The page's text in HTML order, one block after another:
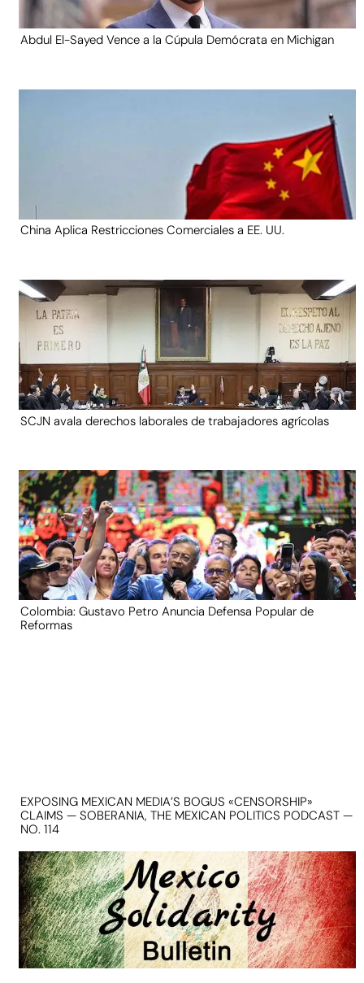
Abdul El-Sayed Vence a la Cúpula Demócrata en Michigan
China Aplica Restricciones Comerciales a EE. UU.
SCJN avala derechos laborales de trabajadores agrícolas
Colombia: Gustavo Petro Anuncia Defensa Popular de
Reformas
EXPOSING MEXICAN MEDIA’S BOGUS «CENSORSHIP»
CLAIMS — SOBERANIA, THE MEXICAN POLITICS PODCAST —
NO. 114